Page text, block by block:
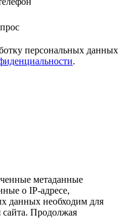
персональных данных
.
метаданные
о IP-адресе,
данных необходим для
Продолжая